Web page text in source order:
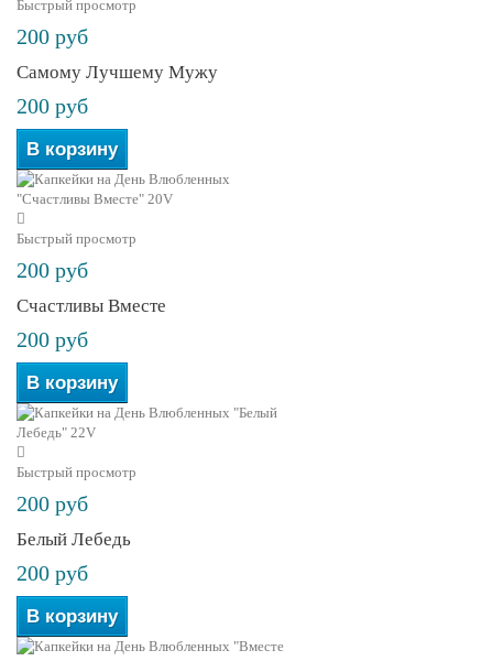
Быстрый просмотр
200 руб
Самому Лучшему Мужу
200 руб
В корзину
Быстрый просмотр
200 руб
Счастливы Вместе
200 руб
В корзину
Быстрый просмотр
200 руб
Белый Лебедь
200 руб
В корзину